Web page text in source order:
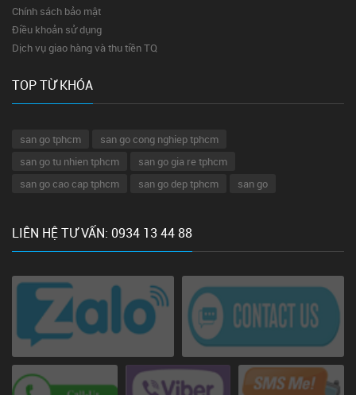
Chính sách bảo mật
Điều khoản sử dụng
Dịch vụ giao hàng và thu tiền TQ
TOP TỪ KHÓA
san go tphcm
san go cong nghiep tphcm
san go tu nhien tphcm
san go gia re tphcm
san go cao cap tphcm
san go dep tphcm san go
LIÊN HỆ TƯ VẤN: 0934 13 44 88